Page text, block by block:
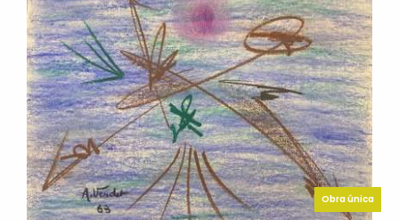
Obra única